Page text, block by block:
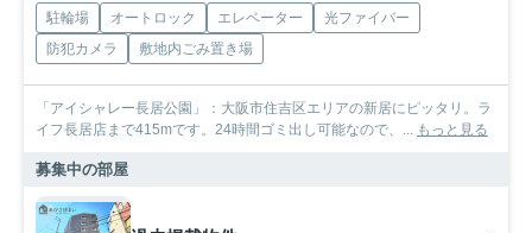
駐輪場 オートロック エレベーター
光ファイバー
防犯カメラ
敷地内ごみ置き場
「アイシャレー長居公園」：大阪市住吉区エリアの新居にピッタリ。ラ
イフ長居店まで415mです。24時間ゴミ出し可能なので、... もっと見る
募集中の部屋